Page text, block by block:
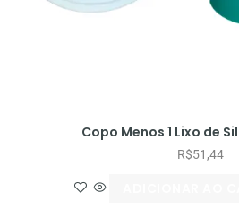
Copo Menos 1 Lixo de
R$51,44